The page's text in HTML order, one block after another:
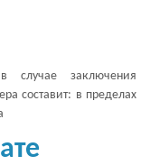
случае заключения
составит: в пределах